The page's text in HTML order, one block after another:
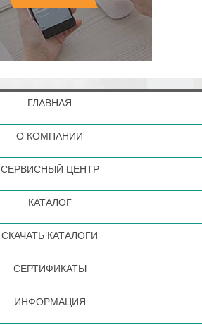
ГЛАВНАЯ
О КОМПАНИИ
СЕРВИСНЫЙ ЦЕНТР
КАТАЛОГ
СКАЧАТЬ КАТАЛОГИ
СЕРТИФИКАТЫ
ИНФОРМАЦИЯ